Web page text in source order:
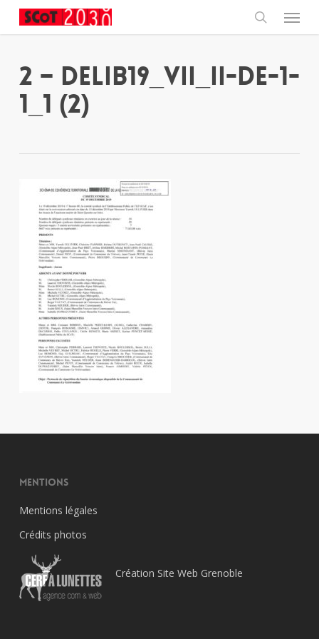
main
content search
Menu
2 – DELIB19_VII_II-DE-1-
1_1 (2)
Mentions
Mentions légales
Crédits photos
Création Site Web Grenoble